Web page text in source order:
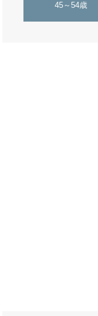
45～54歳